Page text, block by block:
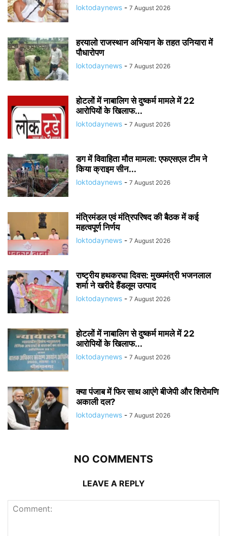
loktodaynews - 7 August 2026
हरयालो राजस्थान अभियान के तहत उनियारा में
पौधारोपण
loktodaynews - 7 August 2026
होटलों में नाबालिग से दुष्कर्म मामले में 22
आरोपियों के खिलाफ...
loktodaynews - 7 August 2026
डग में विवाहिता मौत मामला: एफएसएल टीम ने
किया क्राइम सीन...
loktodaynews - 7 August 2026
मंत्रिमंडल एवं मंत्रिपरिषद की बैठक में कई
महत्वपूर्ण निर्णय
loktodaynews - 7 August 2026
राष्ट्रीय हथकरघा दिवस: मुख्यमंत्री भजनलाल
शर्मा ने खरीदे हैंडलूम उत्पाद
loktodaynews - 7 August 2026
होटलों में नाबालिग से दुष्कर्म मामले में 22
आरोपियों के खिलाफ...
loktodaynews - 7 August 2026
क्या पंजाब में फिर साथ आएंगे बीजेपी और शिरोमणि
अकाली दल?
loktodaynews - 7 August 2026
NO COMMENTS
LEAVE A REPLY